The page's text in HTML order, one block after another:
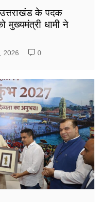
के पदक
मुख्यमंत्री धामी ने
2026 0